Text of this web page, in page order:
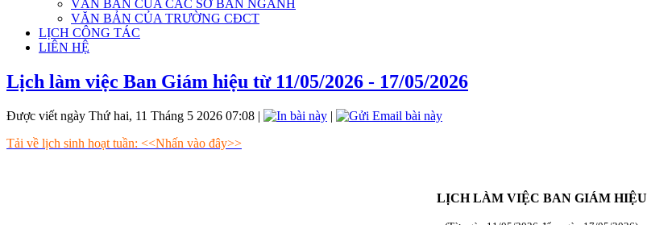
VĂN BẢN CỦA CÁC SỞ BAN NGÀNH
VĂN BẢN CỦA TRƯỜNG CĐCT
LỊCH CÔNG TÁC
LIÊN HỆ
Lịch làm việc Ban Giám hiệu từ 11/05/2026 - 17/05/2026
Được viết ngày Thứ hai, 11 Tháng 5 2026 07:08 |
|
Tải về lịch sinh hoạt tuần: <<Nhấn vào đây>>
LỊCH LÀM VIỆC BAN GIÁM HIỆU